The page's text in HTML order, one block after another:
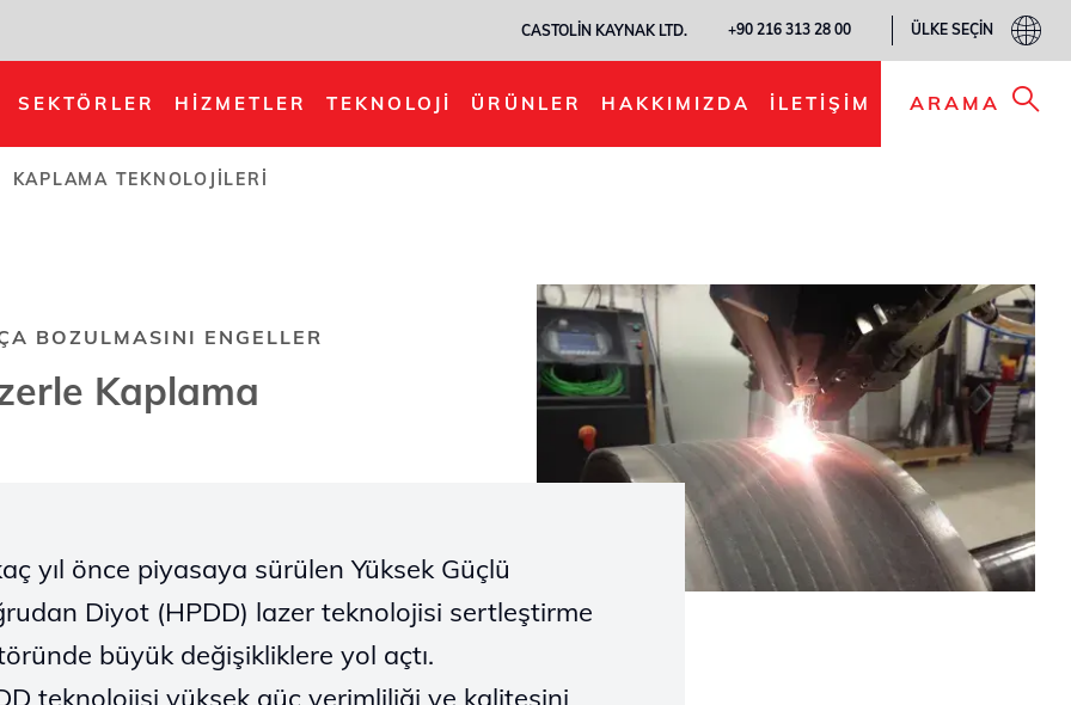
CASTOLIN KAYNAK LTD. +90 216 313 28 00 ÜLKE SEÇIN
SEKTÖRLER HIZMETLER TEKNOLOJI ÜRÜNLER HAKKIMIZDA İLETIŞIM ARAMA
KAPLAMA TEKNOLOJILERI
BOZULMASINI ENGELLER
Kaplama
yıl önce piyasaya sürülen Yüksek Güçlü
Diyot (HPDD) lazer teknolojisi sertleştirme
büyük değişikliklere yol açtı.
teknolojisi yüksek güç verimliliği ve kalitesini